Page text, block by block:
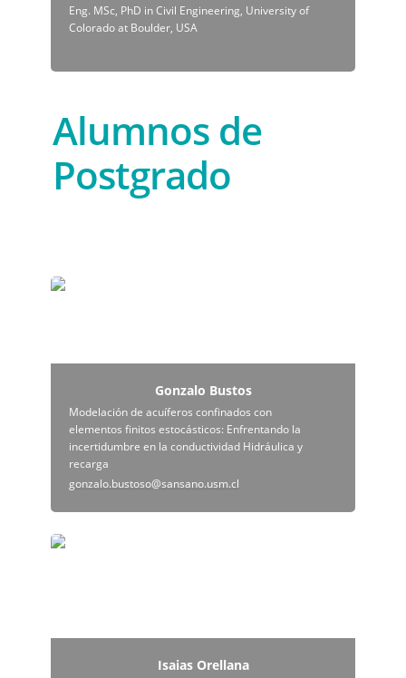
Eng. MSc, PhD in Civil Engineering, University of
Colorado at Boulder, USA
Alumnos de
Postgrado
Gonzalo Bustos
Gonzalo Bustos
Modelación de acuíferos confinados con
elementos finitos estocásticos: Enfrentando la
incertidumbre en la conductividad Hidráulica y
recarga
gonzalo.bustoso@sansano.usm.cl
Isaias Orellana
Isaias Orellana